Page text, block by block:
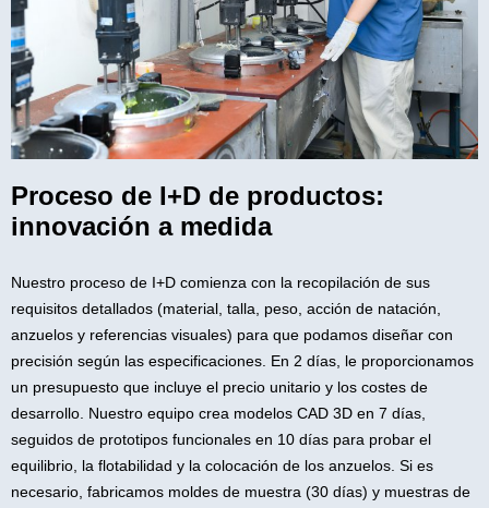
Proceso de I+D de productos:
innovación a medida
Nuestro proceso de I+D comienza con la recopilación de sus
requisitos detallados (material, talla, peso, acción de natación,
anzuelos y referencias visuales) para que podamos diseñar con
precisión según las especificaciones. En 2 días, le proporcionamos
un presupuesto que incluye el precio unitario y los costes de
desarrollo. Nuestro equipo crea modelos CAD 3D en 7 días,
seguidos de prototipos funcionales en 10 días para probar el
equilibrio, la flotabilidad y la colocación de los anzuelos. Si es
necesario, fabricamos moldes de muestra (30 días) y muestras de